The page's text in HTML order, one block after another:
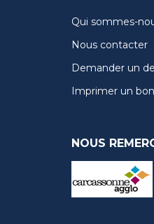
Qui sommes-
Nous contacter
Demander un
Imprimer un
NOUS